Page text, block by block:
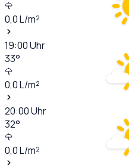
0,0L/m²
19:00Uhr
33°
0,0L/m²
20:00Uhr
32°
0,0L/m²